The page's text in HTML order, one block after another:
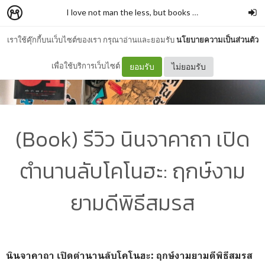
เราใช้คุ๊กกี้บนเว็บไซต์ของเรา กรุณาอ่านและยอมรับนโยบายความเป็นส่วนตัว
เพื่อใช้บริการเว็บไซต์ ยอมรับ ไม่ยอมรับ
I love not man the less, but books more รั่วชิงบ้านส
(Book) รีวิว นินจาคาถา เปิด
ตำนานลับโคโนฮะ: ฤกษ์งาม
ยามดีพิธีสมรส
นินจาคาถา เปิดตำนานลับโคโนฮะ: ฤกษ์งามยามดีพิธีสมรส